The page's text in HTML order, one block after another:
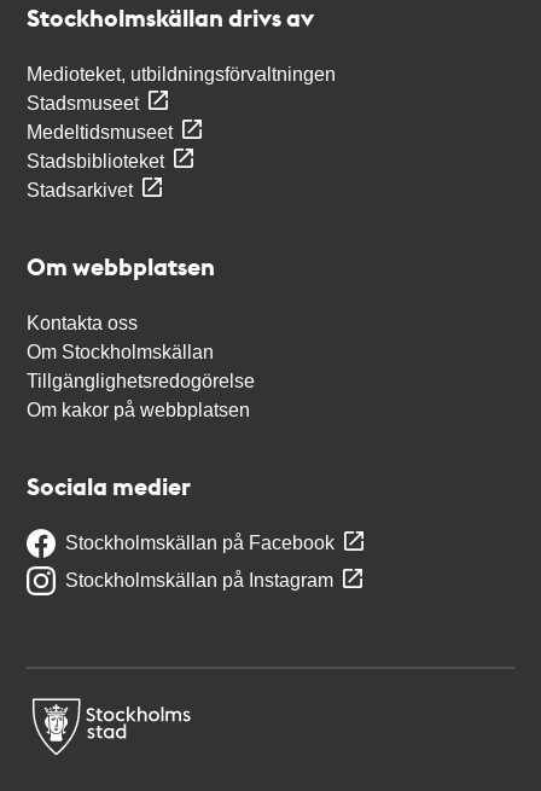
Stockholmskällan drivs av
Medioteket, utbildningsförvaltningen
Stadsmuseet
Medeltidsmuseet
Stadsbiblioteket
Stadsarkivet
Om webbplatsen
Kontakta oss
Om Stockholmskällan
Tillgänglighetsredogörelse
Om kakor på webbplatsen
Sociala medier
Stockholmskällan på Facebook
Stockholmskällan på Instagram